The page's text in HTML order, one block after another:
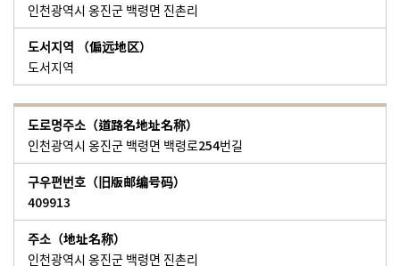
인천광역시 옹진군 백령면 진촌리
도서지역
인천광역시 옹진군 백령면 백령로254번길
409913
인천광역시 옹진군 백령면 진촌리